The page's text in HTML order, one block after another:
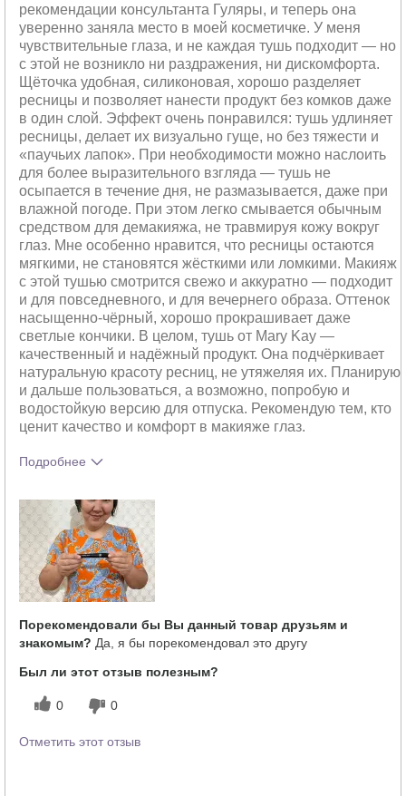
рекомендации консультанта Гуляры, и теперь она
уверенно заняла место в моей косметичке. У меня
чувствительные глаза, и не каждая тушь подходит — но
с этой не возникло ни раздражения, ни дискомфорта.
Щёточка удобная, силиконовая, хорошо разделяет
ресницы и позволяет нанести продукт без комков даже
в один слой. Эффект очень понравился: тушь удлиняет
ресницы, делает их визуально гуще, но без тяжести и
«паучьих лапок». При необходимости можно наслоить
для более выразительного взгляда — тушь не
осыпается в течение дня, не размазывается, даже при
влажной погоде. При этом легко смывается обычным
средством для демакияжа, не травмируя кожу вокруг
глаз. Мне особенно нравится, что ресницы остаются
мягкими, не становятся жёсткими или ломкими. Макияж
с этой тушью смотрится свежо и аккуратно — подходит
и для повседневного, и для вечернего образа. Оттенок
насыщенно-чёрный, хорошо прокрашивает даже
светлые кончики. В целом, тушь от Mary Kay —
качественный и надёжный продукт. Она подчёркивает
натуральную красоту ресниц, не утяжеляя их. Планирую
и дальше пользоваться, а возможно, попробую и
водостойкую версию для отпуска. Рекомендую тем, кто
ценит качество и комфорт в макияже глаз.
Подробнее
продукта?
Как отличается опыт использования
этого продукта от декоративной
косметики других брендов?
Порекомендовали бы Вы данный товар друзьям и
знакомым? Да, я бы порекомендовал это другу
Был ли этот отзыв полезным?
0 0
Отметить этот отзыв